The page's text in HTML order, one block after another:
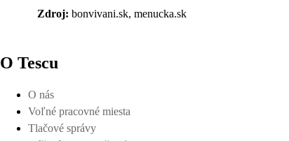
Zdroj: bonvivani.sk, menucka.sk
O Tescu
O nás
Voľné pracovné miesta
Tlačové správy